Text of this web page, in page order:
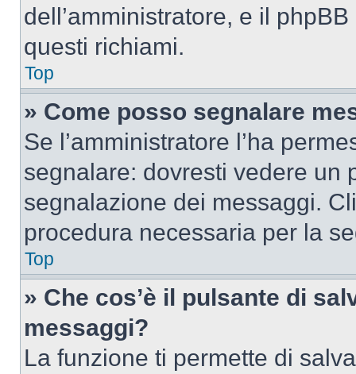
dell’amministratore, e il
questi richiami.
Top
» Come posso segnalare
Se l’amministratore l’ha
segnalare: dovresti vedere un
segnalazione dei messaggi.
procedura necessaria per la
Top
» Che cos’è il pulsante di
messaggi?
La funzione ti permette di